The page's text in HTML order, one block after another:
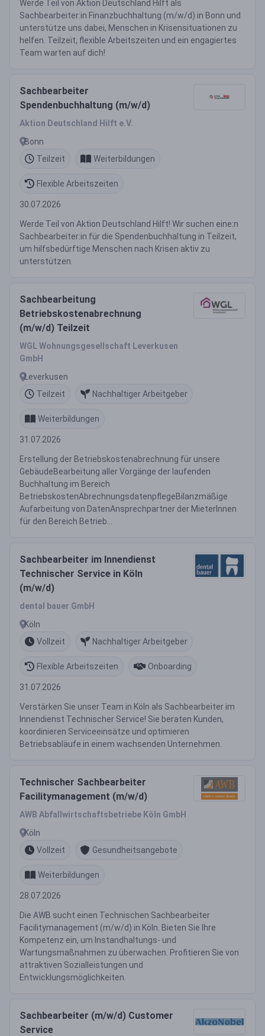
Werde Teil von Aktion Deutschland Hilft als
Sachbearbeiter:in Finanzbuchhaltung (m/w/d) in Bonn und
unterstütze uns dabei, Menschen in Krisensituationen zu
helfen. Teilzeit, flexible Arbeitszeiten und ein engagiertes
Team warten auf dich!
Sachbearbeiter
Spendenbuchhaltung (m/w/d)
Aktion Deutschland Hilft e.V.
Bonn
Teilzeit
Weiterbildungen
Flexible Arbeitszeiten
30.07.2026
Werde Teil von Aktion Deutschland Hilft! Wir suchen eine:n
Sachbearbeiter:in für die Spendenbuchhaltung in Teilzeit,
um hilfsbedürftige Menschen nach Krisen aktiv zu
unterstützen.
Sachbearbeitung
Betriebskostenabrechnung
(m/w/d) Teilzeit
WGL Wohnungsgesellschaft Leverkusen
GmbH
Leverkusen
Teilzeit
Nachhaltiger Arbeitgeber
Weiterbildungen
31.07.2026
Erstellung der Betriebskostenabrechnung für unsere
GebäudeBearbeitung aller Vorgänge der laufenden
Buchhaltung im Bereich
BetriebskostenAbrechnungsdatenpflegeBilanzmäßige
Aufarbeitung von DatenAnsprechpartner der MieterInnen
für den Bereich Betrieb...
Sachbearbeiter im Innendienst
Technischer Service in Köln
(m/w/d)
dental bauer GmbH
Köln
Vollzeit
Nachhaltiger Arbeitgeber
Flexible Arbeitszeiten Onboarding
31.07.2026
Verstärken Sie unser Team in Köln als Sachbearbeiter im
Innendienst Technischer Service! Sie beraten Kunden,
koordinieren Serviceeinsätze und optimieren
Betriebsabläufe in einem wachsenden Unternehmen.
Technischer Sachbearbeiter
Facilitymanagement (m/w/d)
AWB Abfallwirtschaftsbetriebe Köln GmbH
Köln
Vollzeit
Gesundheitsangebote
Weiterbildungen
28.07.2026
Die AWB sucht einen Technischen Sachbearbeiter
Facilitymanagement (m/w/d) in Köln. Bieten Sie Ihre
Kompetenz ein, um Instandhaltungs- und
Wartungsmaßnahmen zu überwachen. Profitieren Sie von
attraktiven Sozialleistungen und
Entwicklungsmöglichkeiten.
Sachbearbeiter (m/w/d) Customer
Service